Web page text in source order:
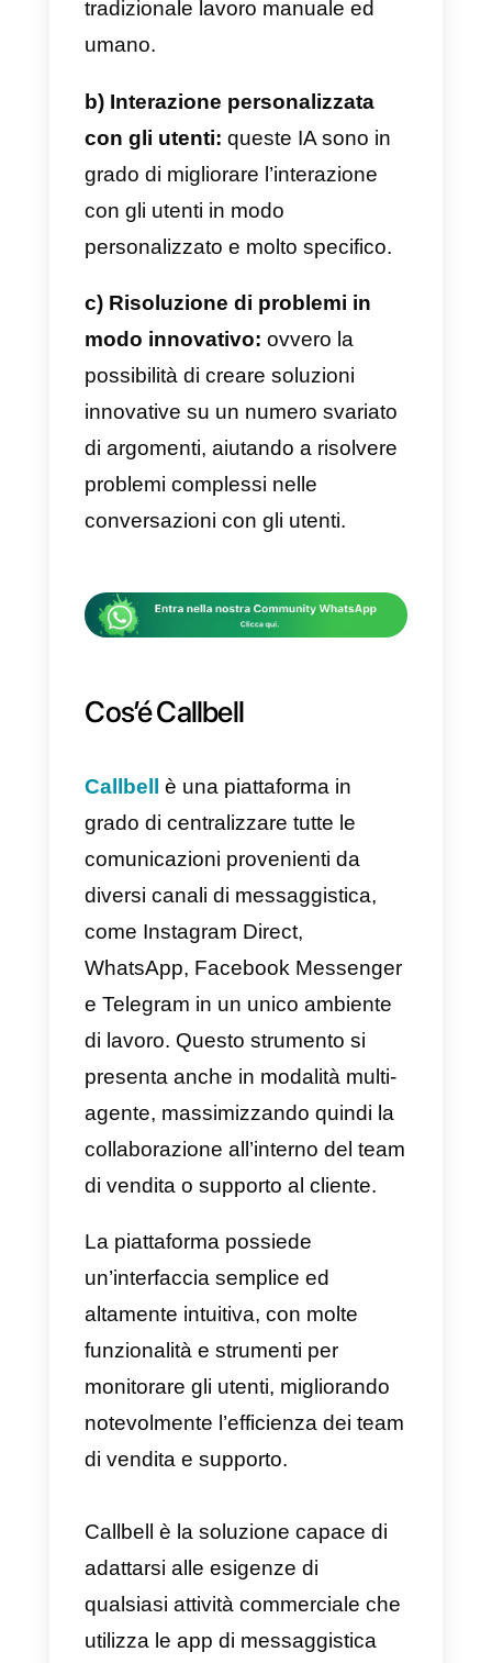
software di intelligenza artificiale.
La loro soluzione è molto
sicura e fortemente etica.
Le funzioni e gli obiettivi che l’IA
OpenAI può svolgere sono
a) Analisi approfondita dei big
per analizzare una quantità
enorme di dati, rispetto al
tradizionale lavoro manuale ed
b) Interazione personalizzata
grado di migliorare l’interazione
con gli utenti in modo
personalizzato e molto specifico.
c) Risoluzione di problemi in
modo innovativo:
possibilità di creare soluzioni
innovative su un numero svariato
di argomenti, aiutando a risolvere
problemi complessi nelle
conversazioni con gli utenti.
Cos’é Callbell
grado di centralizzare tutte le
comunicazioni provenienti da
diversi canali di messaggistica,